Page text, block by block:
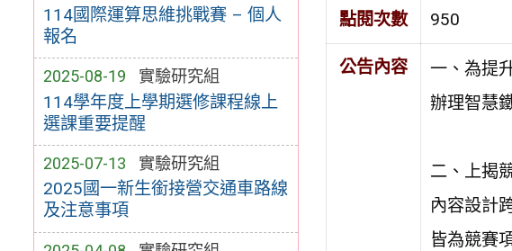
114國際運算思維挑戰賽 – 個人
報名
2025-08-19 實驗研究組
114學年度上學期選修課程線上
選課重要提醒
2025-07-13 實驗研究組
2025國一新生銜接營交通車路線
及注意事項
點閱次數 950
公告內容
一、為提
辦理智慧
二、上揭
內容設計
皆為競賽